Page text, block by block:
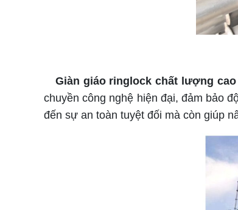
Giàn giáo ringlock chất lượng cao
chuyền công nghệ hiện đại, đảm bảo
đến sự an toàn tuyệt đối mà còn giúp